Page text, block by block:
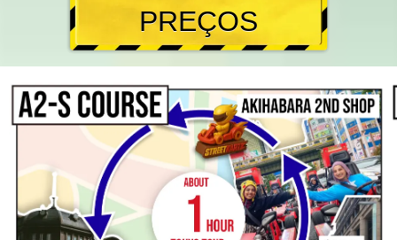
PREÇOS